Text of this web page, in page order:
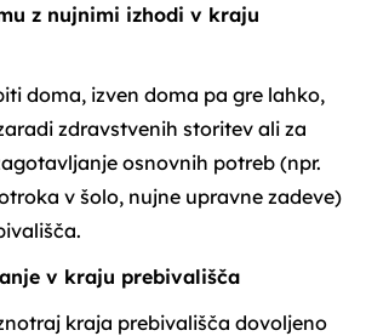
z nujnimi izhodi v kraju
doma, izven doma pa gre lahko,
zdravstvenih storitev ali za
osnovnih potreb (npr.
v šolo, nujne upravne zadeve)
v kraju prebivališča
kraja prebivališča dovoljeno